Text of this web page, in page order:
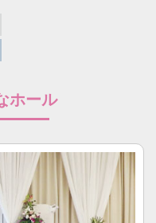
ホール